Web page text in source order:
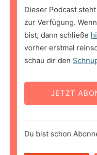
Dieser Podcast
zur Verfügung.
bist, dann schließe
vorher erstmal
schau dir den
JETZT
Du bist schon